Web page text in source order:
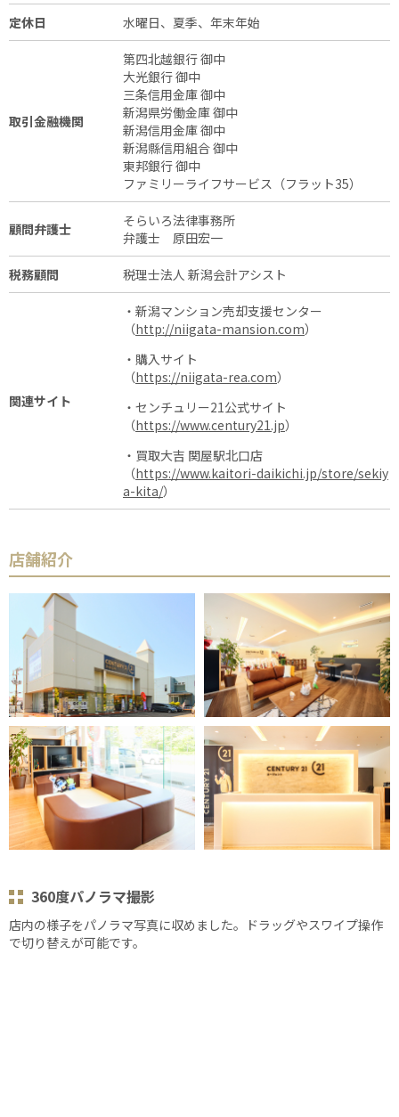
定休日 水曜日、夏季、年末年始
取引金融機関
第四北越銀行 御中
大光銀行 御中
三条信用金庫 御中
新潟県労働金庫 御中
新潟信用金庫 御中
新潟縣信用組合 御中
東邦銀行 御中
ファミリーライフサービス（フラット35）
顧問弁護士
そらいろ法律事務所
弁護士 原田宏一
税務顧問 税理士法人 新潟会計アシスト
関連サイト
・新潟マンション売却支援センター
（http://niigata-mansion.com）
・購入サイト
（https://niigata-rea.com）
・センチュリー21公式サイト
（https://www.century21.jp）
・買取大吉 関屋駅北口店
（https://www.kaitori-daikichi.jp/store/sekiy
a-kita/）
店舗紹介
360度パノラマ撮影
店内の様子をパノラマ写真に収めました。ドラッグやスワイプ操作
で切り替えが可能です。